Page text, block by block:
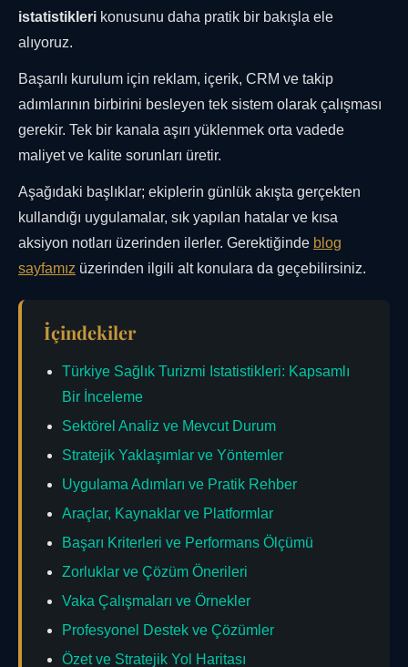
istatistikleri konusunu daha pratik bir bakışla ele
alıyoruz.
Başarılı kurulum için reklam, içerik, CRM ve takip
adımlarının birbirini besleyen tek sistem olarak çalışması
gerekir. Tek bir kanala aşırı yüklenmek orta vadede
maliyet ve kalite sorunları üretir.
Aşağıdaki başlıklar; ekiplerin günlük akışta gerçekten
kullandığı uygulamalar, sık yapılan hatalar ve kısa
aksiyon notları üzerinden ilerler. Gerektiğinde blog
sayfamız üzerinden ilgili alt konulara da geçebilirsiniz.
İçindekiler
Türkiye Sağlık Turizmi Istatistikleri: Kapsamlı
Bir İnceleme
Sektörel Analiz ve Mevcut Durum
Stratejik Yaklaşımlar ve Yöntemler
Uygulama Adımları ve Pratik Rehber
Araçlar, Kaynaklar ve Platformlar
Başarı Kriterleri ve Performans Ölçümü
Zorluklar ve Çözüm Önerileri
Vaka Çalışmaları ve Örnekler
Profesyonel Destek ve Çözümler
Özet ve Stratejik Yol Haritası